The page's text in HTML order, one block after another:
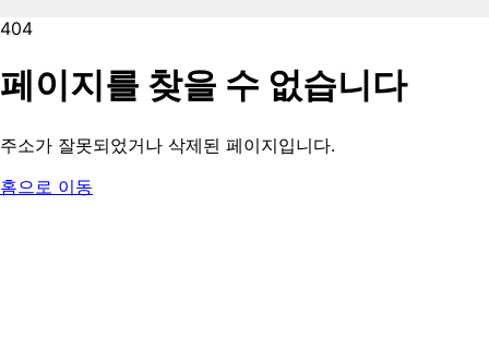
404
페이지를 찾을 수 없습니다
주소가 잘못되었거나 삭제된 페이지입니다.
홈으로 이동